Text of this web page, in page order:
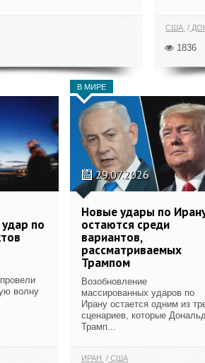
США
1836
по
волну
В МИРЕ
29.07.2026
Новые удары по
остаются среди
вариантов,
рассматриваемых
Трампом
Возобновление
массированных ударов по
Ирану остается одним из
сценариев, которые
Трамп...
ИРАН США